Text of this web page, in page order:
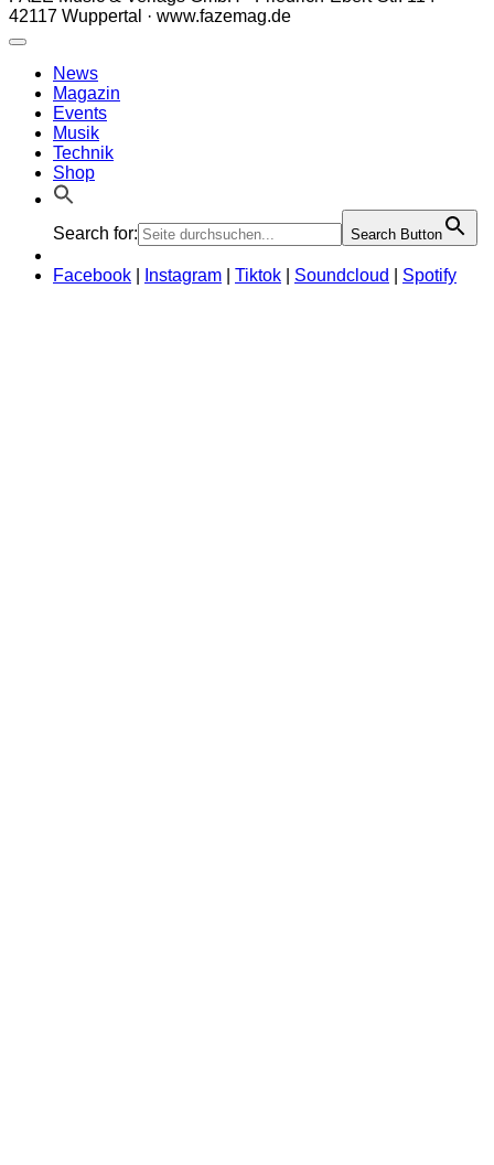
42117 Wuppertal · www.fazemag.de
News
Magazin
Events
Musik
Technik
Shop
Search for: Search Button
Facebook Instagram Tiktok Soundcloud Spotify